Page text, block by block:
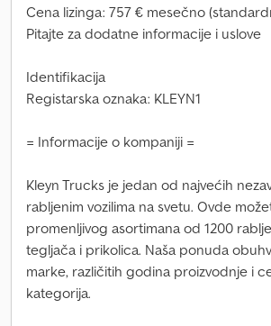
Cena lizinga: 757 € mesečno
Pitajte za dodatne informacije i uslove
Identifikacija
Registarska oznaka: KLEYN1
= Informacije o kompaniji =
Kleyn Trucks je jedan od najvećih
rabljenim vozilima na svetu. Ovde
promenljivog asortimana od 1200
tegljača i prikolica. Naša ponuda
marke, različitih godina proizvodnje i
kategorija.